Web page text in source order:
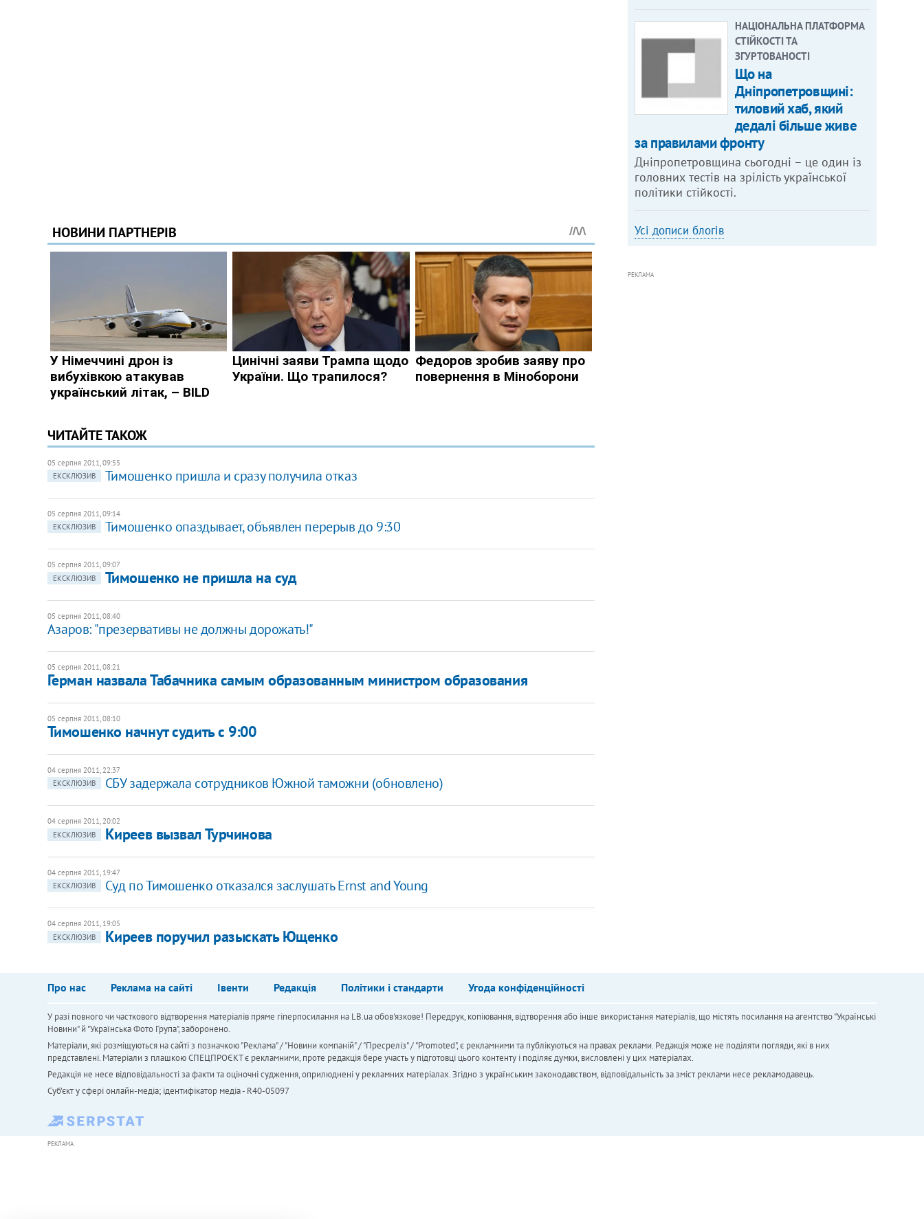
ЧИТАЙТЕ ТАКОЖ
05 серпня 2011, 09:55
ЕКСКЛЮЗИВ
Тимошенко пришла и сразу получила отказ
05 серпня 2011, 09:14
ЕКСКЛЮЗИВ
Тимошенко опаздывает, объявлен перерыв до 9:30
05 серпня 2011, 09:07
ЕКСКЛЮЗИВ
Тимошенко не пришла на суд
05 серпня 2011, 08:40
Азаров: "презервативы не должны дорожать!"
05 серпня 2011, 08:21
Герман назвала Табачника самым образованным министром образования
05 серпня 2011, 08:10
Тимошенко начнут судить с 9:00
04 серпня 2011, 22:37
ЕКСКЛЮЗИВ
СБУ задержала сотрудников Южной таможни (обновлено)
04 серпня 2011, 20:02
ЕКСКЛЮЗИВ
Киреев вызвал Турчинова
04 серпня 2011, 19:47
ЕКСКЛЮЗИВ
Суд по Тимошенко отказался заслушать Ernst and Young
04 серпня 2011, 19:05
ЕКСКЛЮЗИВ
Киреев поручил разыскать Ющенко
НАЦІОНАЛЬНА ПЛАТФОРМА
СТІЙКОСТІ ТА
ЗГУРТОВАНОСТІ
Що на
Дніпропетровщині:
тиловий хаб, який
дедалі більше живе
за правилами фронту
Дніпропетровщина сьогодні – це один із
головних тестів на зрілість української
політики стійкості.
Усі дописи блогів
РЕКЛАМА
Про нас Реклама на сайті Івенти Редакція Політики і стандарти Угода конфіденційності
У разі повного чи часткового відтворення матеріалів пряме гіперпосилання на LB.ua обов'язкове! Передрук, копіювання, відтворення або інше використання матеріалів, що містять посилання на агентство "Українськi
Новини" й "Українська Фото Група", заборонено.
Матеріали, які розміщуються на сайті з позначкою "Реклама" / "Новини компаній" / "Пресреліз" / "Promoted", є рекламними та публікуються на правах реклами. Редакція може не поділяти погляди, які в них
представлені. Матеріали з плашкою СПЕЦПРОЄКТ є рекламними, проте редакція бере участь у підготовці цього контенту і поділяє думки, висловлені у цих матеріалах.
Редакція не несе відповідальності за факти та оціночні судження, оприлюднені у рекламних матеріалах. Згідно з українським законодавством, відповідальність за зміст реклами несе рекламодавець.
Cуб'єкт у сфері онлайн-медіа; ідентифікатор медіа - R40-05097
РЕКЛАМА